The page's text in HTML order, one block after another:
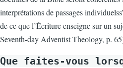
interprétations de passages
de ce que l’Écriture enseigne sur un
Seventh-day Adventist Theology, p.
Que faites-vous